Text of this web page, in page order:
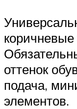
оттенок
подача,
элементов.